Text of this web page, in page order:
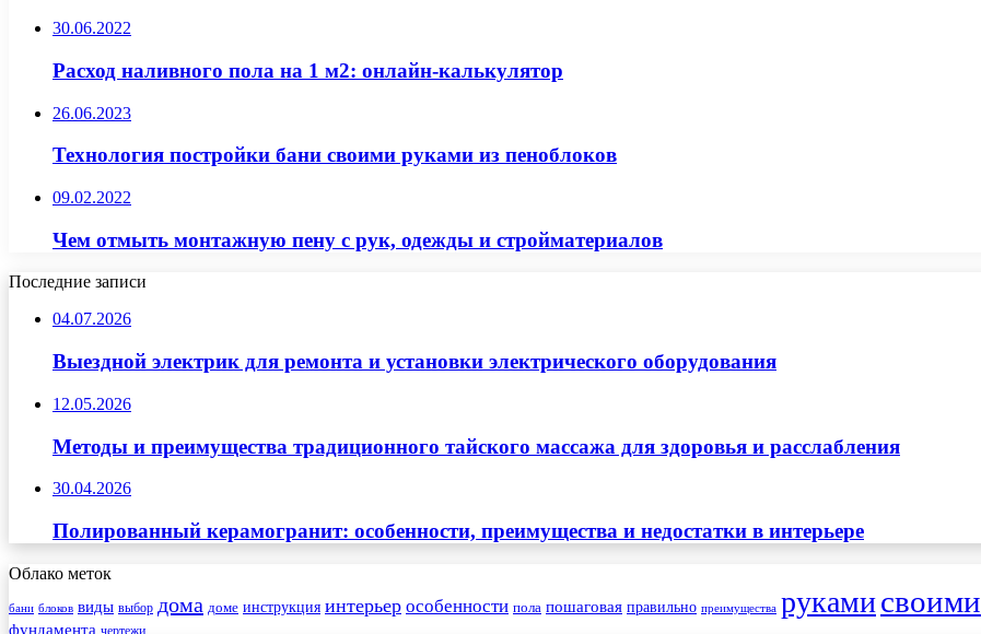
30.06.2022
Расход наливного пола на 1 м2: онлайн-калькулятор
26.06.2023
Технология постройки бани своими руками из пеноблоков
09.02.2022
Чем отмыть монтажную пену с рук, одежды и стройматериалов
Последние записи
04.07.2026
Выездной электрик для ремонта и установки электрического оборудования
12.05.2026
Методы и преимущества традиционного тайского массажа для здоровья и расслабления
30.04.2026
Полированный керамогранит: особенности, преимущества и недостатки в интерьере
Облако меток
бани блоков виды выбор дома доме инструкция интерьер особенности пола пошаговая правильно преимущества рукамисвоими
фундамента чертежи